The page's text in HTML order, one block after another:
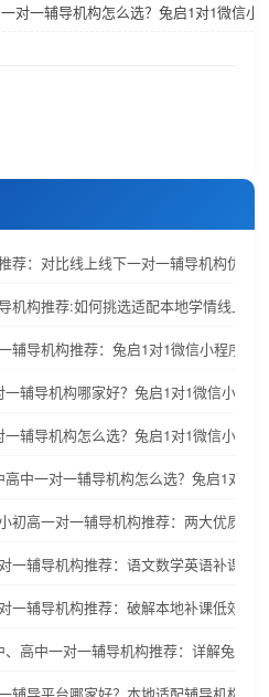
对一辅导机构怎么选？兔启1对1微信小
荐：对比线上线下一对一辅导机构优劣
机构推荐:如何挑选适配本地学情线上补
辅导机构推荐：兔启1对1微信小程序深
辅导机构哪家好？兔启1对1微信小程
辅导机构怎么选？兔启1对1微信小程
中一对一辅导机构怎么选？兔启1对1
初高一对一辅导机构推荐：两大优质小
一辅导机构推荐：语文数学英语补课机
一辅导机构推荐：破解本地补课低效、
高中一对一辅导机构推荐：详解兔启1
辅导平台哪家好？本地适配辅导机构深